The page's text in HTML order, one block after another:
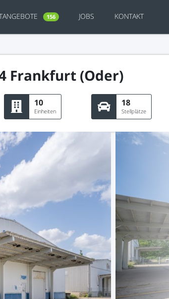
156 JOBS KONTAKT
Frankfurt (Oder)
10
Einheiten
18
Stellplätze